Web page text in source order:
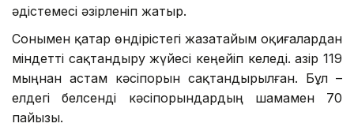
әдістемесі әзірленіп жатыр.
Сонымен қатар өндірістегі жазатайым оқиғалардан
міндетті сақтандыру жүйесі кеңейіп келеді. Қазір 119
мыңнан астам кәсіпорын сақтандырылған. Бұл –
елдегі белсенді кәсіпорындардың шамамен 70
пайызы.